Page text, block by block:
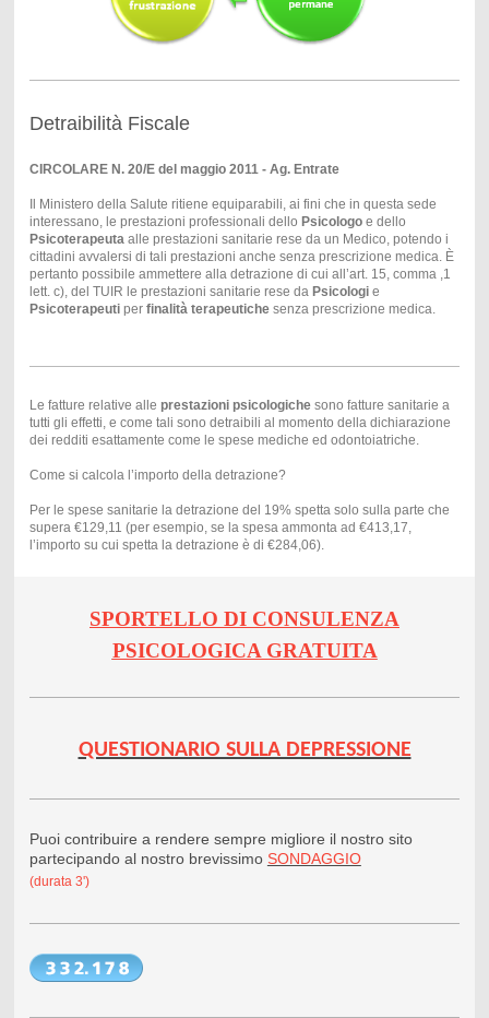
Detraibilità Fiscale
CIRCOLARE N. 20/E del maggio 2011 - Ag. Entrate
Il Ministero della Salute ritiene equiparabili, ai fini che in questa sede
interessano, le prestazioni professionali dello Psicologoe dello
Psicoterapeutaalle prestazioni sanitarie rese da un Medico, potendo i
cittadini avvalersi di tali prestazioni anche senza prescrizione medica. È
pertanto possibile ammettere alla detrazione di cui all’art. 15, comma ,1
lett. c), del TUIR le prestazioni sanitarie rese da Psicologie
Psicoterapeutiper finalità terapeutichesenza prescrizione medica.
Le fatture relative alle prestazioni psicologichesono fatture sanitarie a
tutti gli effetti, e come tali sono detraibili al momento della dichiarazione
dei redditi esattamente come le spese mediche ed odontoiatriche.
Come si calcola l’importo della detrazione?
Per le spese sanitarie la detrazione del 19% spetta solo sulla parte che
supera €129,11 (per esempio, se la spesa ammonta ad €413,17,
l’importo su cui spetta la detrazione è di €284,06).
SPORTELLO DI CONSULENZA
PSICOLOGICA GRATUITA
QUESTIONARIO SULLA DEPRESSIONE
Puoi contribuire a rendere sempre migliore il nostro sito
partecipando al nostro brevissimo SONDAGGIO
(durata 3')